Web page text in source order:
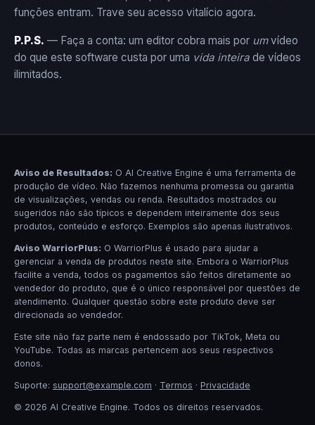
funções entram. Trave seu acesso vitalício agora.
P.P.S. — Faça a conta: um editor cobra mais por umvídeo
do que este software custa por uma vida inteira de vídeos
ilimitados.
Aviso de Resultados: O AI Creative Engine é uma ferramenta de
produção de vídeo. Não fazemos nenhuma promessa ou garantia
de visualizações, vendas ou renda. Resultados mostrados ou
sugeridos não são típicos e dependem inteiramente dos seus
produtos, conteúdo e esforço. Exemplos são apenas ilustrativos.
Aviso WarriorPlus: O WarriorPlus é usado para ajudar a
gerenciar a venda de produtos neste site. Embora o WarriorPlus
facilite a venda, todos os pagamentos são feitos diretamente ao
vendedor do produto, que é o único responsável por questões de
atendimento. Qualquer questão sobre este produto deve ser
direcionada ao vendedor.
Este site não faz parte nem é endossado por TikTok, Meta ou
YouTube. Todas as marcas pertencem aos seus respectivos
donos.
Suporte: support@example.com · Termos · Privacidade
© 2026 AI Creative Engine. Todos os direitos reservados.